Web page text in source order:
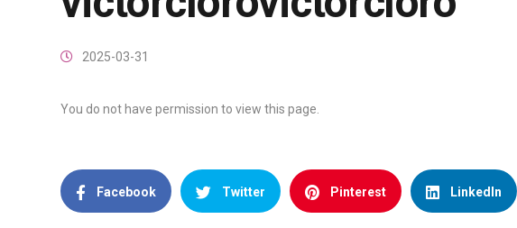
2025-03-31
You do not have permission to view this page.
Facebook Twitter Pinterest LinkedIn